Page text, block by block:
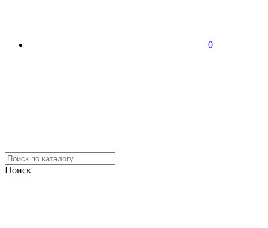
0
Поиск